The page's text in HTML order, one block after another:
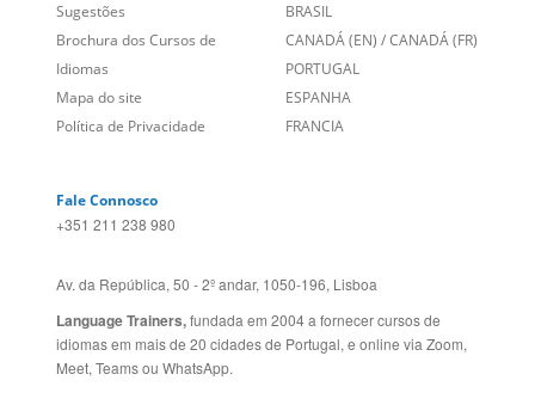
Sugestões
Brochura dos Cursos de
Idiomas
Mapa do site
Política de Privacidade
BRASIL
CANADÁ (EN) /CANADÁ (FR)
PORTUGAL
ESPANHA
FRANCIA
Fale Connosco
+351 211 238 980
Av. da República, 50 - 2º andar, 1050-196, Lisboa
Language Trainers,fundada em 2004 a fornecer cursos de
idiomas em mais de 20 cidades de Portugal, e online via Zoom,
Meet, Teams ou WhatsApp.